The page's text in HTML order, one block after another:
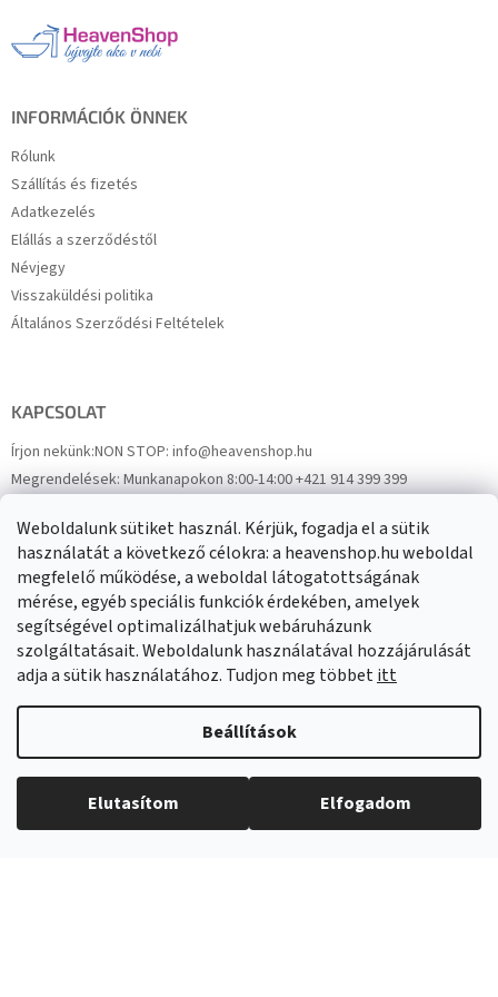
Weboldalunk sütiket használ. Kérjük, fogadja el a sütik
használatát a következő célokra: a heavenshop.hu weboldal
megfelelő működése, a weboldal látogatottságának
mérése, egyéb speciális funkciók érdekében, amelyek
segítségével optimalizálhatjuk webáruházunk
szolgáltatásait. Weboldalunk használatával hozzájárulását
adja a sütik használatához. Tudjon meg többetitt
Beállítások
Elutasítom Elfogadom
INFORMÁCIÓK ÖNNEK
Rólunk
Szállítás és fizetés
Adatkezelés
Elállás a szerződéstől
Névjegy
Visszaküldési politika
Általános Szerződési Feltételek
KAPCSOLAT
Írjon nekünk:NON STOP: info@heavenshop.hu
Megrendelések:Munkanapokon 8:00-14:00 +421 914 399 399
FacebookHeavenShop.sk
Eredményeink